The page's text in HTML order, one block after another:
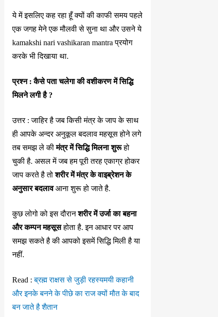
ये में इसलिए कह रहा हूँ क्यों की काफी समय पहले
एक जगह मेने एक मौलवी से सुना था और उसने ये
kamakshi nari vashikaran mantra प्रयोग
करके भी दिखाया था.
प्रश्न : कैसे पता चलेगा की वशीकरण में सिद्धि
मिलने लगी है ?
उत्तर : जाहिर है जब किसी मंत्र के जाप के साथ
ही आपके अन्दर अनुकूल बदलाव महसूस होने लगे
तब समझ ले कीमंत्र में सिद्धि मिलना शुरूहो
चुकी है. असल में जब हम पूरी तरह एकाग्र होकर
जाप करते है तोशरीर में मंत्र के वाइब्रेशन के
अनुसार बदलावआना शुरू हो जाते है.
कुछ लोगो को इस दौरानशरीर में उर्जा का बहना
और कम्पन महसूसहोता है. इन आधार पर आप
समझ सकते है की आपको इसमें सिद्धि मिली है या
नहीं.
Read :ब्रह्म राक्षस से जुड़ी रहस्यमयी कहानी
और इनके बनने के पीछे का राज क्यों मौत के बाद
बन जाते है शैतान